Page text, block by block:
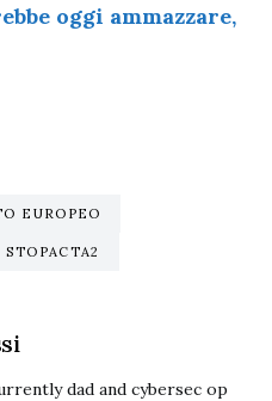
oggi ammazzare,
EUROPEO
STOPACTA2
dad and cybersec op